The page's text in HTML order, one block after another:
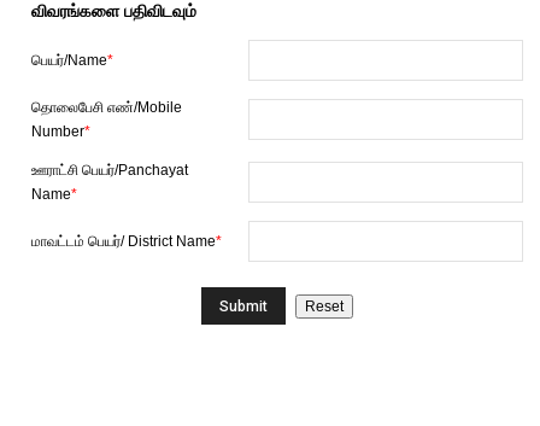
விவரங்களை பதிவிடவும்
பெயர்/Name*
தொலைபேசி எண்/Mobile
Number*
ஊராட்சி பெயர்/Panchayat
Name*
மாவட்டம் பெயர்/ District Name*